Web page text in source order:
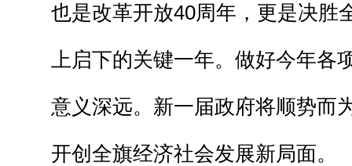
也是改革开放40周年，更是决胜
上启下的关键一年。做好今年各
意义深远。新一届政府将顺势而
开创全旗经济社会发展新局面。